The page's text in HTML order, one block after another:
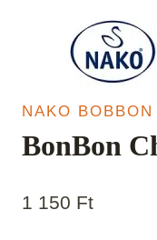
NAKO
BonBon
1 150 Ft